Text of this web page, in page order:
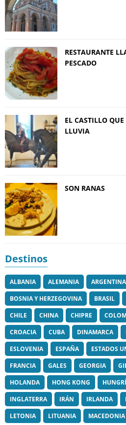
RESTAURANTE
PESCADO
EL CASTILLO
LLUVIA
SON RANAS
Destinos
ALBANIA ALEMANIA ARGENTINA
BOSNIA Y HERZEGOVINA
BRASIL
CHILE
CHINA CHIPRE
CROACIA
CUBA DINAMARCA
ESLOVENIA
ESPAÑA ESTADOS
FRANCIA
GALES GEORGIA
HOLANDA
HONG KONG
INGLATERRA
IRÁN IRLANDA
LETONIA
LITUANIA MACEDONIA